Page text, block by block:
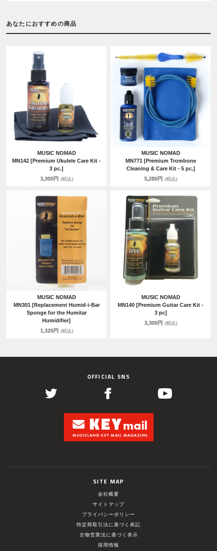
あなたにおすすめの商品
MUSIC NOMAD
MN142 [Premium Ukulele Care Kit -
3 pc.]
3,300円 (税込)
MUSIC NOMAD
MN771 [Premium Trombone
Cleaning & Care Kit - 5 pc.]
5,280円 (税込)
MUSIC NOMAD
MN301 [Replacement Humid-i-Bar
Sponge for the Humitar
Humidifier]
1,320円 (税込)
MUSIC NOMAD
MN140 [Premium Guitar Care Kit -
3 pc]
3,300円 (税込)
OFFICIAL SNS
SITE MAP
会社概要
サイトマップ
プライバシーポリシー
特定商取引法に基づく表記
古物営業法に基づく表示
採用情報